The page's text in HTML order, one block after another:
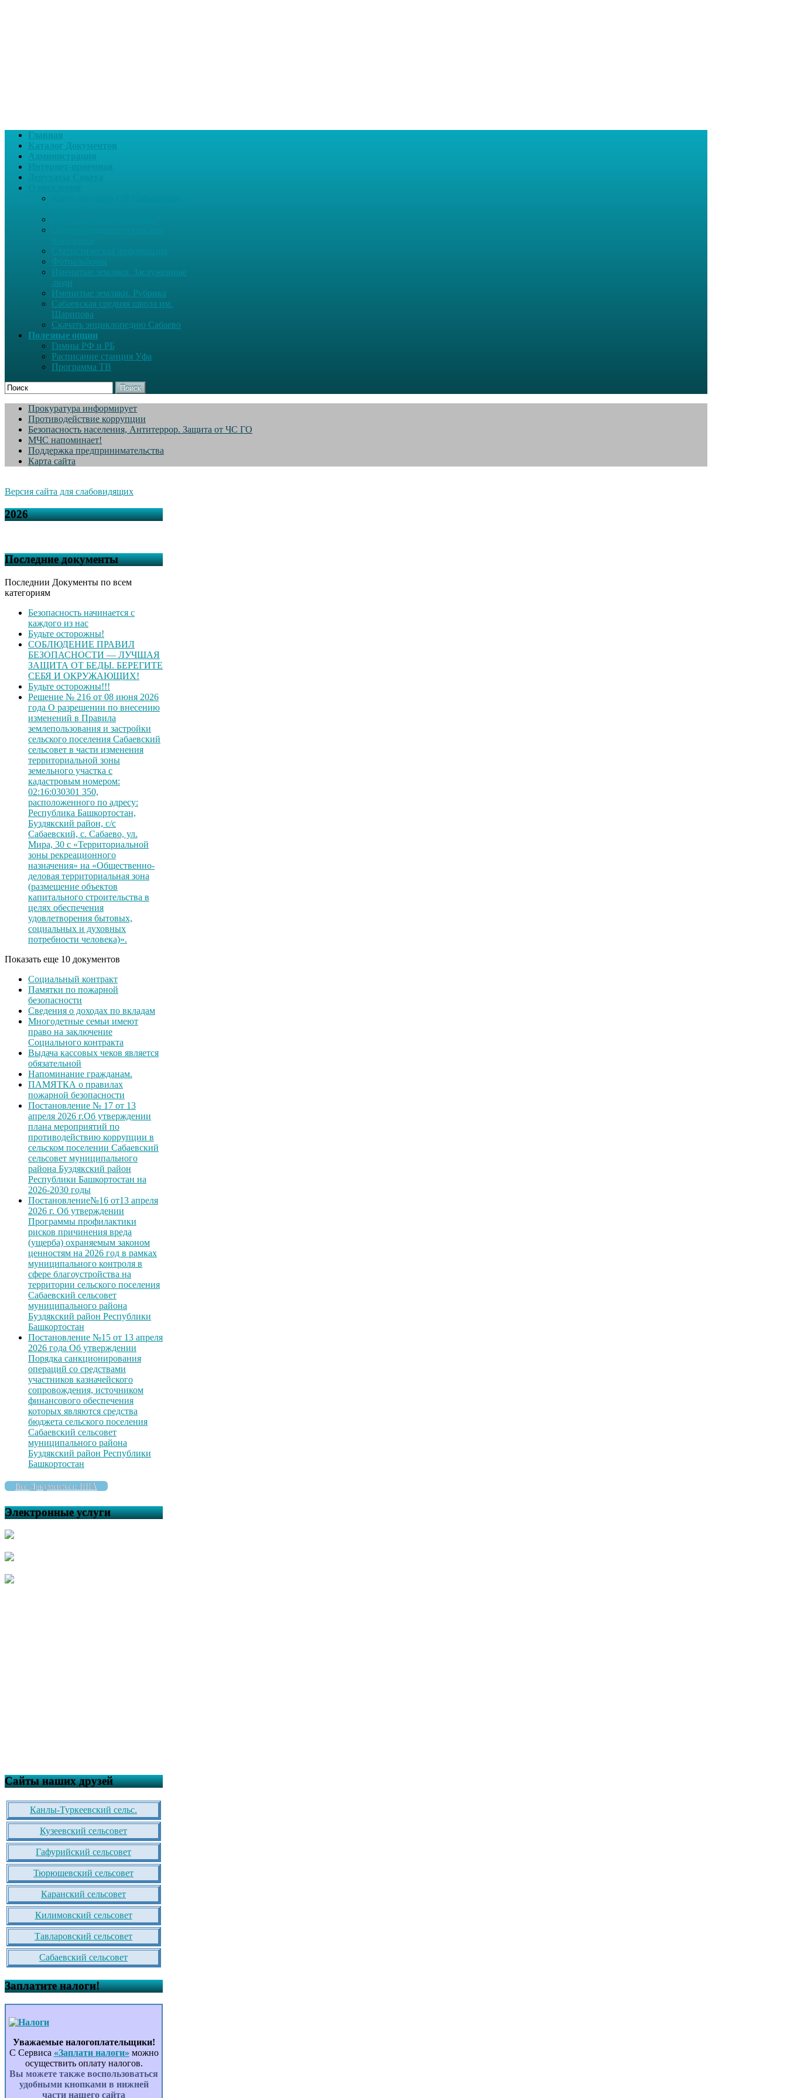
Главная
Каталог Документов
Фотоальбомы
Именитые земляки. Заслуженные
люди
Именитые земляки. Рубрика
Сабаевская средняя школа им.
Шарипова
Скачать энциклопедию Сабаево
Полезные опции
Гимны РФ и РБ
Расписание станция Уфа
Программа ТВ
Поиск
Прокуратура информирует
Противодействие коррупции
Безопасность населения, Антитеррор. Защита от ЧС ГО
МЧС напоминает!
Поддержка предпринимательства
Карта сайта
Версия сайта для слабовидящих
2026
Последние документы
Последнии Документы по всем
категориям
Безопасность начинается с
каждого из нас
Будьте осторожны!
СОБЛЮДЕНИЕ ПРАВИЛ
БЕЗОПАСНОСТИ — ЛУЧШАЯ
ЗАЩИТА ОТ БЕДЫ. БЕРЕГИТЕ
СЕБЯ И ОКРУЖАЮЩИХ!
Будьте осторожны!!!
Решение № 216 от 08 июня 2026
года О разрешении по внесению
изменений в Правила
землепользования и застройки
сельского поселения Сабаевский
сельсовет в части изменения
территориальной зоны
земельного участка с
кадастровым номером:
02:16:030301 350,
расположенного по адресу:
Республика Башкортостан,
Буздякский район, с/с
Сабаевский, с. Сабаево, ул.
Мира, 30 с «Территориальной
зоны рекреационного
назначения» на «Общественно-
деловая территориальная зона
(размещение объектов
капитального строительства в
целях обеспечения
удовлетворения бытовых,
социальных и духовных
потребности человека)».
Показать еще 10 документов
Социальный контракт
Памятки по пожарной
безопасности
Сведения о доходах по вкладам
Многодетные семьи имеют
право на заключение
Социального контракта
Выдача кассовых чеков является
обязательной
Напоминание гражданам.
ПАМЯТКА о правилах
пожарной безопасности
Постановление № 17 от 13
апреля 2026 г.Об утверждении
плана мероприятий по
противодействию коррупции в
сельском поселении Сабаевский
сельсовет муниципального
района Буздякский район
Республики Башкортостан на
2026-2030 годы
Постановление№16 от13 апреля
2026 г. Об утверждении
Программы профилактики
рисков причинения вреда
(ущерба) охраняемым законом
ценностям на 2026 год в рамках
муниципального контроля в
сфере благоустройства на
территории сельского поселения
Сабаевский сельсовет
муниципального района
Буздякский район Республики
Башкортостан
Постановление №15 от 13 апреля
2026 года Об утверждении
Порядка санкционирования
операций со средствами
участников казначейского
сопровождения, источником
финансового обеспечения
которых являются средства
бюджета сельского поселения
Сабаевский сельсовет
муниципального района
Буздякский район Республики
Башкортостан
Все Документы и НПА
Электронные услуги
Сайты наших друзей
Канлы-Туркеевский сельс.
Кузеевский сельсовет
Гафурийский сельсовет
Тюрюшевский сельсовет
Каранский сельсовет
Килимовский сельсовет
Тавларовский сельсовет
Сабаевский сельсовет
Заплатите налоги!
Уважаемые налогоплательщики!
С Сервиса «Заплати налоги» можно
осуществить оплату налогов.
Вы можете также воспользоваться
удобными кнопками в нижней
части нашего сайта